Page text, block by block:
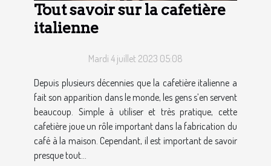
Tout savoir sur la cafetière
italienne
Mardi 4 juillet 2023 05:08
Depuis plusieurs décennies que la cafetière italienne a
fait son apparition dans le monde, les gens s’en servent
beaucoup. Simple à utiliser et très pratique, cette
cafetière joue un rôle important dans la fabrication du
café à la maison. Cependant, il est important de savoir
presque tout...